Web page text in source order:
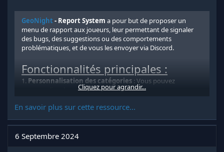
u
o
GeoNight - Report System a pour but de proposer un
menu de rapport aux joueurs, leur permettant de signaler
des bugs, des suggestions ou des comportements
problématiques, et de vous les envoyer via Discord.
Fonctionnalités principales :
1. Personnalisation des catégories : Vous pouvez
personnaliser les catégories du menu de rapport.
2.Envoi vers un salon Discord: Les rapports sont
Cliquez pour agrandir...
En savoir plus sur cette ressource...
6 Septembre 2024